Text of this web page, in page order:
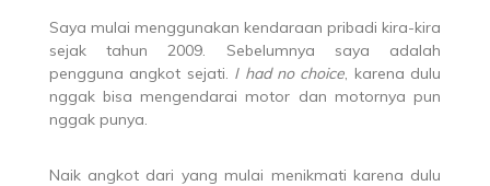
Saya mulai menggunakan kendaraan pribadi kira-kira
sejak tahun 2009. Sebelumnya saya adalah
pengguna angkot sejati. I had no choice, karena dulu
nggak bisa mengendarai motor dan motornya pun
nggak punya.
Naik angkot dari yang mulai menikmati karena dulu